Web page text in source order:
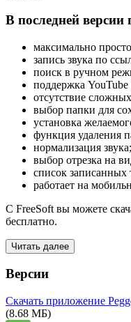
В последней
максимально
запись звука по
поиск в ручном
поддержка
отсутствие
выбор папки для
установка
функция удаления
нормализация звука;
выбор отрезка на
список записанных
работает на
С FreeSoft вы можете
бесплатно.
Читать далее
Версии
Скачать приложение
(8.68 МБ)